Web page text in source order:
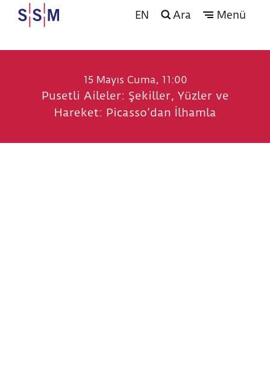
EN Ara Menü
15 Mayıs Cuma, 11:00
Pusetli Aileler: Şekiller, Yüzler ve
Hareket: Picasso’dan İlhamla